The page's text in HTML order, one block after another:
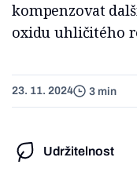
kompenzovat
oxidu uhličitého
23. 11. 2024 3 min
Udržitelnost